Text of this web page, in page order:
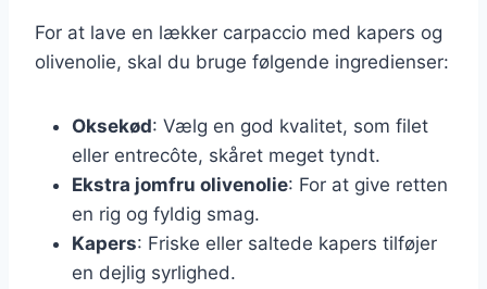
For at lave en lækker carpaccio med kapers og
olivenolie, skal du bruge følgende ingredienser:
Oksekød: Vælg en god kvalitet, som filet
eller entrecôte, skåret meget tyndt.
Ekstra jomfru olivenolie: For at give retten
en rig og fyldig smag.
Kapers: Friske eller saltede kapers tilføjer
en dejlig syrlighed.